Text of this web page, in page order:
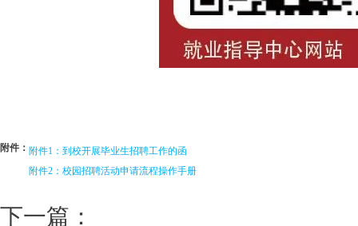
附件： 附件1：到校开展毕业生招聘工作的函
附件2：校园招聘活动申请流程操作手册
下一篇：